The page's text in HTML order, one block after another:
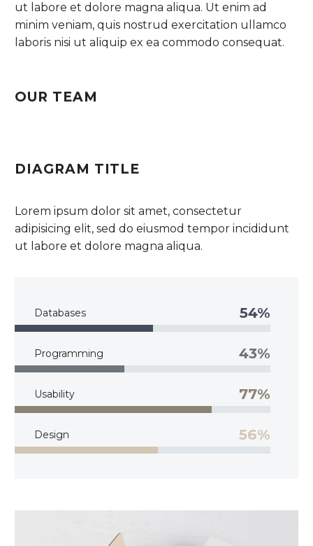
ut labore et dolore magna aliqua. Ut enim ad
minim veniam, quis nostrud exercitation ullamco
laboris nisi ut aliquip ex ea commodo consequat.
OUR TEAM
DIAGRAM TITLE
Lorem ipsum dolor sit amet, consectetur
adipisicing elit, sed do eiusmod tempor incididunt
ut labore et dolore magna aliqua.
Databases 54%
Programming 43%
Usability 77%
Design 56%